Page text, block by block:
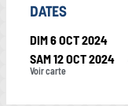
DATES
DIM 6 OCT 2024
SAM 12 OCT 2024
Voir carte